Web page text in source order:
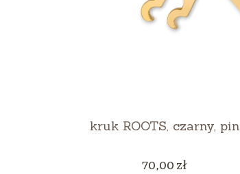
kruk ROOTS, czarny, pin
Cena
70,00 zł